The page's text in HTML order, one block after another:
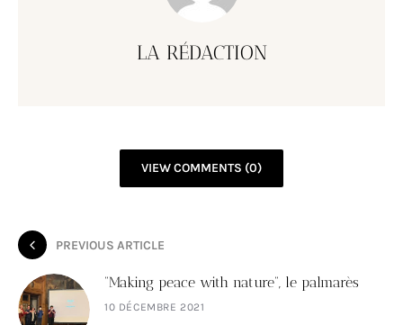
LA RÉDACTION
VIEW COMMENTS (0)
PREVIOUS ARTICLE
“Making peace with nature”, le palmarès
10 DÉCEMBRE 2021